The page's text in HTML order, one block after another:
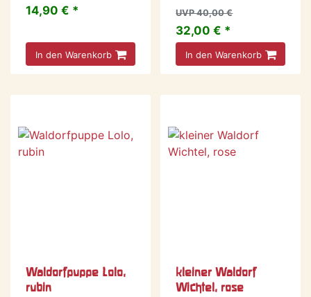
14,90 € *
In den Warenkorb
UVP 40,00 €
32,00 € *
In den Warenkorb
Waldorfpuppe Lolo,
rubin
kleiner Waldorf
Wichtel, rose